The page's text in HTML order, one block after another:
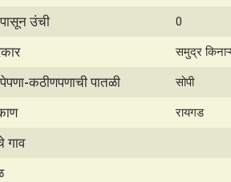
उंची 0
समुद्र
कठीणपणाची पातळी सोपी
रायगड
गाव